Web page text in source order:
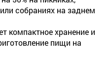
собраниях на заднем
компактное хранение и
пищи на